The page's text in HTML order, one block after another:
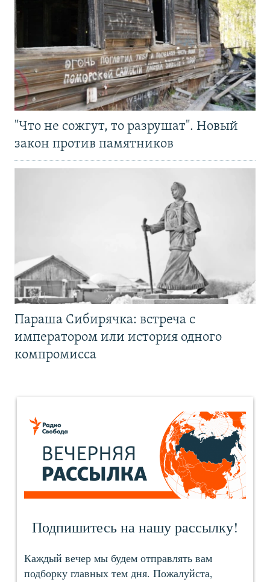
"Что не сожгут, то разрушат". Новый
закон против памятников
Параша Сибирячка: встреча с
императором или история одного
компромисса